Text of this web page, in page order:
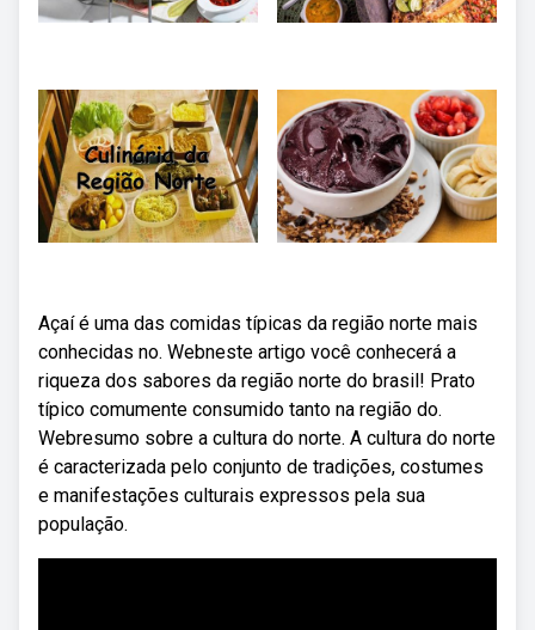
Açaí é uma das comidas típicas da região norte mais
conhecidas no. Webneste artigo você conhecerá a
riqueza dos sabores da região norte do brasil! Prato
típico comumente consumido tanto na região do.
Webresumo sobre a cultura do norte. A cultura do norte
é caracterizada pelo conjunto de tradições, costumes
e manifestações culturais expressos pela sua
população.